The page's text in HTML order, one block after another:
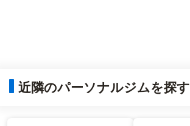
近隣のパーソナルジムを探す